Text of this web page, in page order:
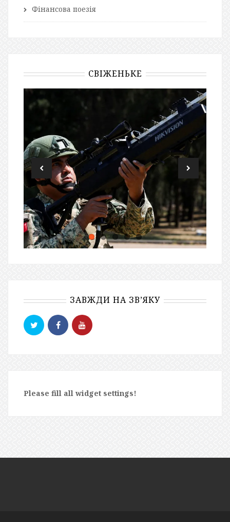
Фінансова поезія
СВІЖЕНЬКЕ
ЗАВЖДИ НА ЗВ’ЯКУ
Please fill all widget settings!